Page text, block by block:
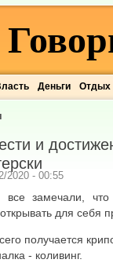
Деньги Отдых
и
2020 - 00:55
все замечали,
для себя
получается
- коливинг.